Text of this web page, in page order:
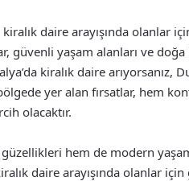
daire arayışında olanlar
güvenli yaşam alanları ve
kiralık daire arıyorsanız,
yer alan fırsatlar, hem
olacaktır.
hem de modern
daire arayışında olanlar